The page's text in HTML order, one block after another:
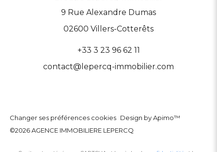
9 Rue Alexandre Dumas
02600 Villers-Cotterêts
+33 3 23 96 62 11
contact@lepercq-immobilier.com
Changer ses préférences cookies Design byApimo™
©2026 AGENCE IMMOBILIERE LEPERCQ